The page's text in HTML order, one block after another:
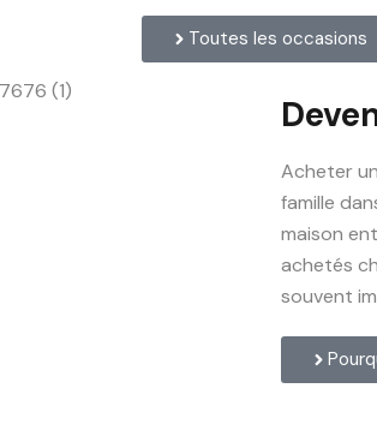
Toutes les occasions
Acheter
famille
maison
achetés
souvent